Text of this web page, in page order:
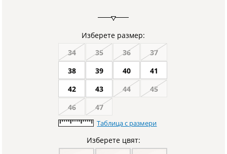
Изберете размер:
34
35 36
37
38
39 40
41
42
43 44
45
46
47
Таблица с размери
Изберете цвят: